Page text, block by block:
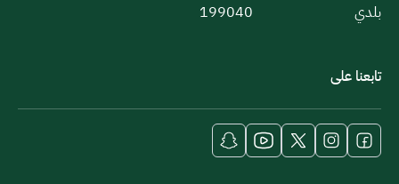
بلدي
199040
تابعنا على